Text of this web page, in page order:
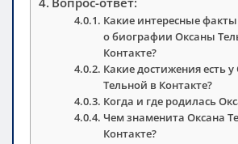
Какие интересные
о биографии Оксаны
Контакте?
Какие достижения есть
Тельной в Контакте?
Когда и где родилась
Чем знаменита Оксана
Контакте?